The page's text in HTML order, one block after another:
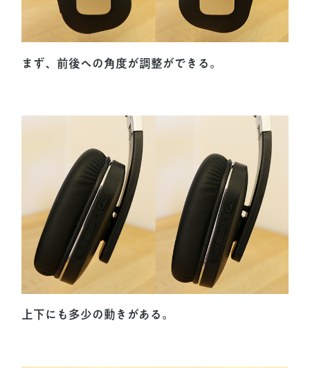
まず、前後への角度が調整ができる。
上下にも多少の動きがある。